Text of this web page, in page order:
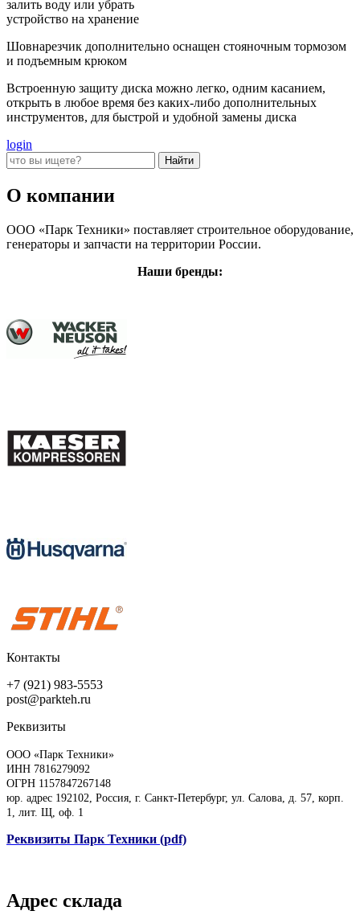
залить воду или убрать
устройство на хранение
Шовнарезчик дополнительно оснащен стояночным тормозом
и подъемным крюком
Встроенную защиту диска можно легко, одним касанием,
открыть в любое время без каких-либо дополнительных
инструментов, для быстрой и удобной замены диска
login
О компании
ООО «Парк Техники» поставляет строительное оборудование,
генераторы и запчасти на территории России.
Наши бренды:
Контакты
+7 (921) 983-5553
post@parkteh.ru
Реквизиты
ООО «Парк Техники»
ИНН 7816279092
ОГРН 1157847267148
юр. адрес 192102, Россия, г. Санкт-Петербург, ул. Салова, д. 57, корп.
1, лит. Щ, оф. 1
Реквизиты Парк Техники (pdf)
Адрес склада